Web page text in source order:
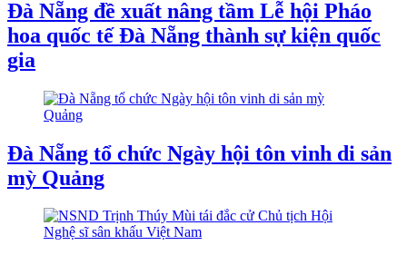
Đà Nẵng đề xuất nâng tầm Lễ hội Pháo
hoa quốc tế Đà Nẵng thành sự kiện quốc
gia
Đà Nẵng tổ chức Ngày hội tôn vinh di sản
mỳ Quảng